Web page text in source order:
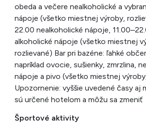
obeda a večere nealkoholické a
nápoje (všetko miestnej výroby,
22.00 nealkoholické nápoje,
alkoholické nápoje (všetko miestnej
rozlievané) Bar pri bazéne: ľahké
napríklad ovocie, sušienky, zmrzlina,
nápoje a pivo (všetko miestnej
Upozornenie: vyššie uvedené časy aj
sú určené hotelom a môžu sa zmeniť
Športové aktivity